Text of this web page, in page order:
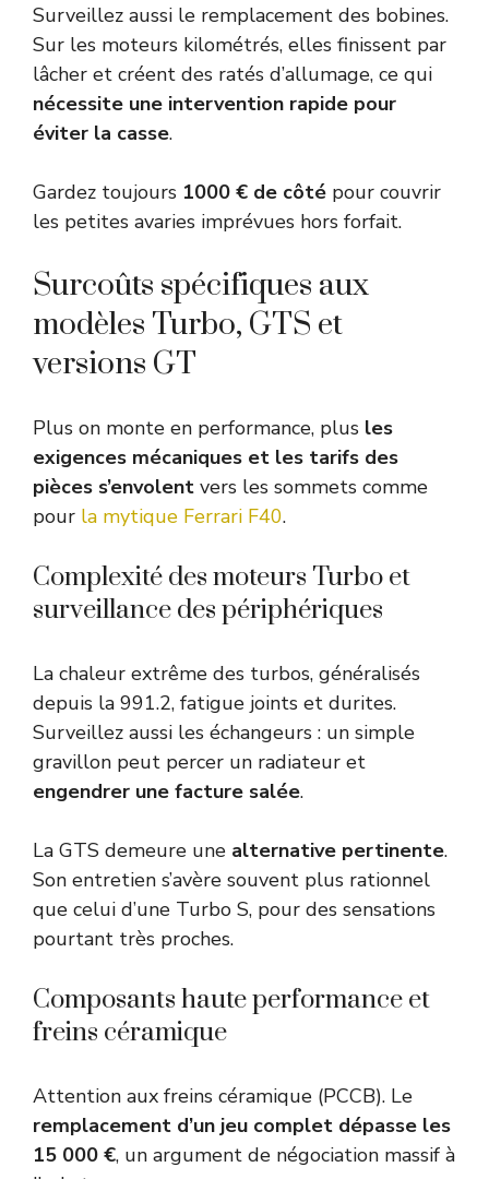
Surveillez aussi le remplacement des bobines.
Sur les moteurs kilométrés, elles finissent par
lâcher et créent des ratés d’allumage, ce qui
nécessite une intervention rapide pour
éviter la casse.
Gardez toujours 1000 € de côté pour couvrir
les petites avaries imprévues hors forfait.
Surcoûts spécifiques aux
modèles Turbo, GTS et
versions GT
Plus on monte en performance, plus les
exigences mécaniques et les tarifs des
pièces s’envolent vers les sommets comme
pour la mytique Ferrari F40.
Complexité des moteurs Turbo et
surveillance des périphériques
La chaleur extrême des turbos, généralisés
depuis la 991.2, fatigue joints et durites.
Surveillez aussi les échangeurs : un simple
gravillon peut percer un radiateur et
engendrer une facture salée.
La GTS demeure une alternative pertinente.
Son entretien s’avère souvent plus rationnel
que celui d’une Turbo S, pour des sensations
pourtant très proches.
Composants haute performance et
freins céramique
Attention aux freins céramique (PCCB). Le
remplacement d’un jeu complet dépasse les
15 000 €, un argument de négociation massif à